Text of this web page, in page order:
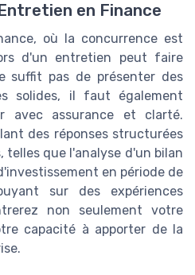
en Finance
où la concurrence est
d'un entretien peut faire
suffit pas de présenter des
solides, il faut également
avec assurance et clarté.
des réponses structurées
telles que l'analyse d'un bilan
en période de
sur des expériences
non seulement votre
capacité à apporter de la